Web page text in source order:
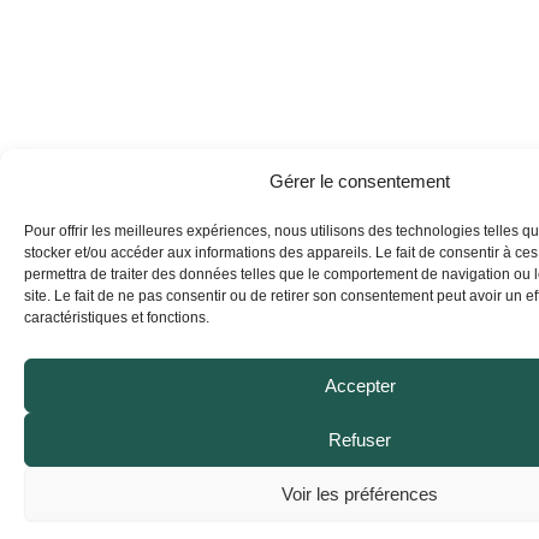
Gérer le consentement
Pour offrir les meilleures expériences, nous utilisons des technologies telles
stocker et/ou accéder aux informations des appareils. Le fait de consentir à
permettra de traiter des données telles que le comportement de navigation ou
site. Le fait de ne pas consentir ou de retirer son consentement peut avoir un
caractéristiques et fonctions.
Accepter
Refuser
Voir les préférences